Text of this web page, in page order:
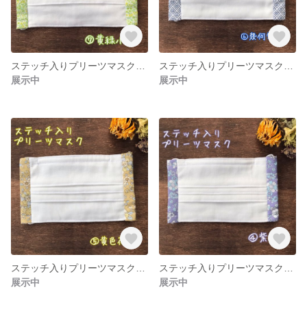
展示中
展示中
展示中
展示中